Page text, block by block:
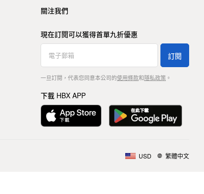
關注我們
現在訂閱可以獲得首單九折優惠
訂閱
一旦訂閱，代表您同意本公司的使用條款和隱私政策。
下載 HBX APP
USD 繁體中文